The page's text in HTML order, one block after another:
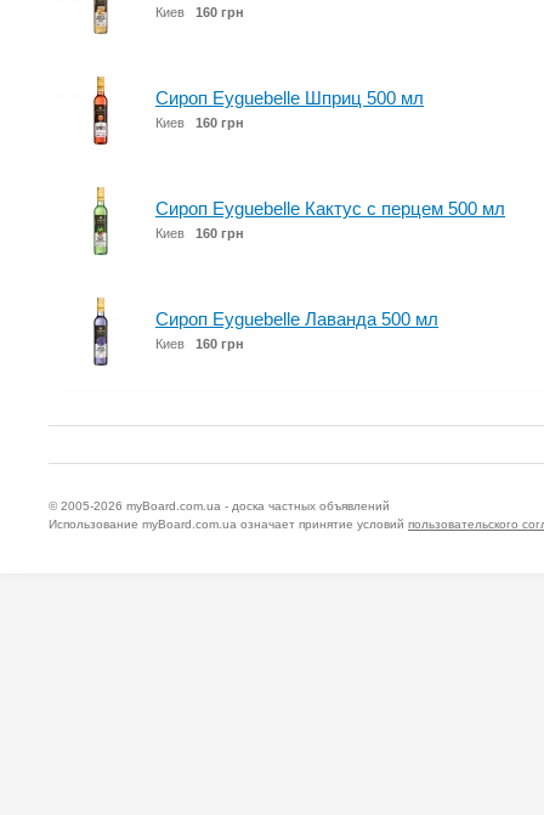
Киев 160 грн
Сироп Eyguebelle Шприц 500 мл
Киев 160 грн
Сироп Eyguebelle Кактус с перцем 500 мл
Киев 160 грн
Сироп Eyguebelle Лаванда 500 мл
Киев 160 грн
© 2005-2026 myBoard.com.ua - доска частных объявлений
Использование myBoard.com.ua означает принятие условий пользовательского